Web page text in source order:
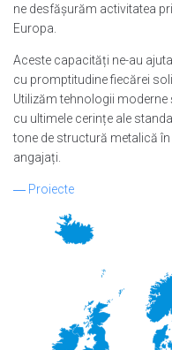
ne desfășurăm activitatea
Europa.
Aceste capacități ne-au
cu promptitudine fiecărei
Utilizăm tehnologii
cu ultimele cerințe ale
tone de structură metalică
angajați.
― Proiecte